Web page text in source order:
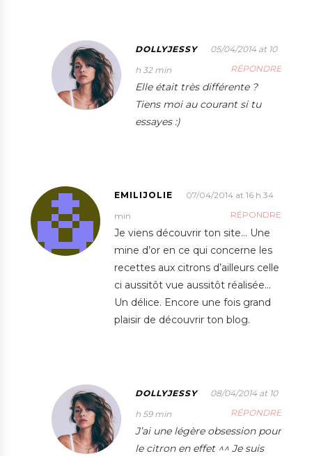
DOLLYJESSY
05/04/2014 at 10
h 32 min
RÉPONDRE
Elle était très différente ?
Tiens moi au courant si tu
essayes :)
EMILIJOLIE
07/04/2014 at 16 h 34
min
RÉPONDRE
Je viens découvrir ton site… Une
mine d’or en ce qui concerne les
recettes aux citrons d’ailleurs celle
ci aussitôt vue aussitôt réalisée…
Un délice. Encore une fois grand
plaisir de découvrir ton blog.
DOLLYJESSY
08/04/2014 at 10
h 59 min
RÉPONDRE
J’ai une légère obsession pour
le citron en effet ^^ Je suis